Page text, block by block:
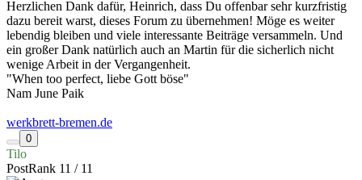
Herzlichen Dank dafür, Heinrich, dass Du offenbar sehr kurzfristig
dazu bereit warst, dieses Forum zu übernehmen! Möge es weiter
lebendig bleiben und viele interessante Beiträge versammeln. Und
ein großer Dank natürlich auch an Martin für die sicherlich nicht
wenige Arbeit in der Vergangenheit.
"When too perfect, liebe Gott böse"
Nam June Paik
werkbrett-bremen.de
0
Tilo
PostRank 11 / 11